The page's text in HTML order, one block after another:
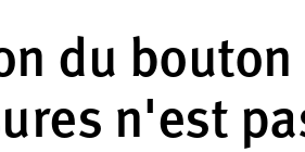
du bouton
n'est